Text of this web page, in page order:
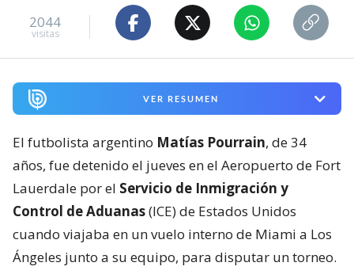
2044
visitas
VER RESUMEN
El futbolista argentino Matías Pourrain, de 34
años, fue detenido el jueves en el Aeropuerto de Fort
Lauerdale por el Servicio de Inmigración y
Control de Aduanas(ICE) de Estados Unidos
cuando viajaba en un vuelo interno de Miami a Los
Ángeles junto a su equipo, para disputar un torneo.